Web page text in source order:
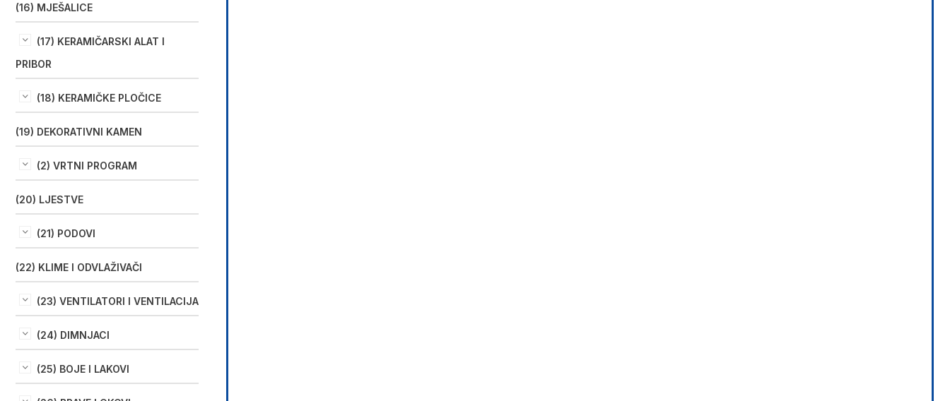
(16) MJEŠALICE
(17) KERAMIČARSKI ALAT I
PRIBOR
(18) KERAMIČKE PLOČICE
(19) DEKORATIVNI KAMEN
(2) VRTNI PROGRAM
(20) LJESTVE
(21) PODOVI
(22) KLIME I ODVLAŽIVAČI
(23) VENTILATORI I VENTILACIJA
(24) DIMNJACI
(25) BOJE I LAKOVI